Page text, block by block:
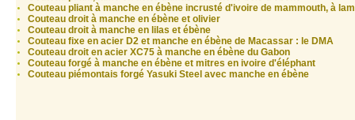
Couteau pliant à manche en ébène incrusté d'ivoire de mammouth, à
Couteau droit à manche en ébène et olivier
Couteau droit à manche en lilas et ébène
Couteau fixe en acier D2 et manche en ébène de Macassar : le DMA
Couteau droit en acier XC75 à manche en ébène du Gabon
Couteau forgé à manche en ébène et mitres en ivoire d'éléphant
Couteau piémontais forgé Yasuki Steel avec manche en ébène